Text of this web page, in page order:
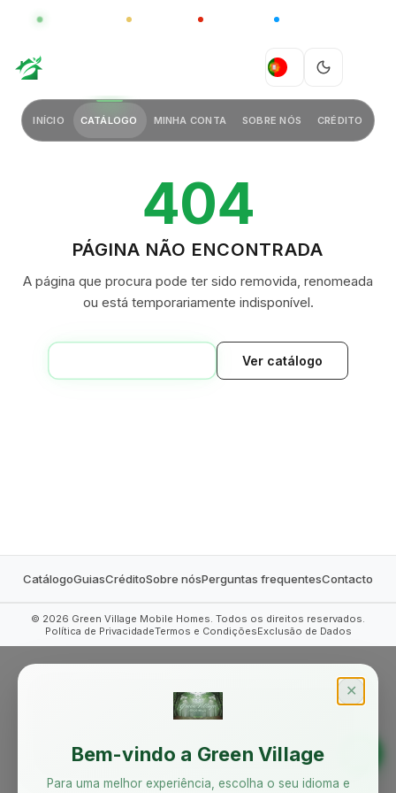
GLOBAL CHINA
PT
INÍCIO CATÁLOGO MINHA CONTA SOBRE NÓS CRÉDITO
404
PÁGINA NÃO ENCONTRADA
A página que procura pode ter sido removida, renomeada
ou está temporariamente indisponível.
Ver catálogo
CatálogoGuiasCréditoSobre nósPerguntas frequentesContacto
© 2026 Green Village Mobile Homes. Todos os direitos reservados.
Política de PrivacidadeTermos e CondiçõesExclusão de Dados
✕
Bem-vindo a Green Village
Para uma melhor experiência, escolha o seu idioma e